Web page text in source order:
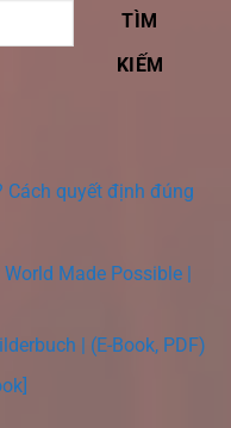
TÌM
KIẾM
Cách quyết định đúng
Made Possible |
| (E-Book, PDF)